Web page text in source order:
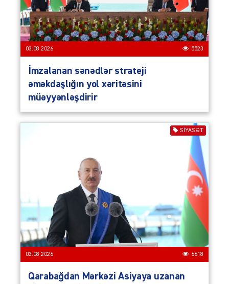
03.08.2026 5523
İmzalanan sənədlər strateji
əməkdaşlığın yol xəritəsini
müəyyənləşdirir
SIYASƏT
03.08.2026 6618
Qarabağdan Mərkəzi Asiyaya uzanan